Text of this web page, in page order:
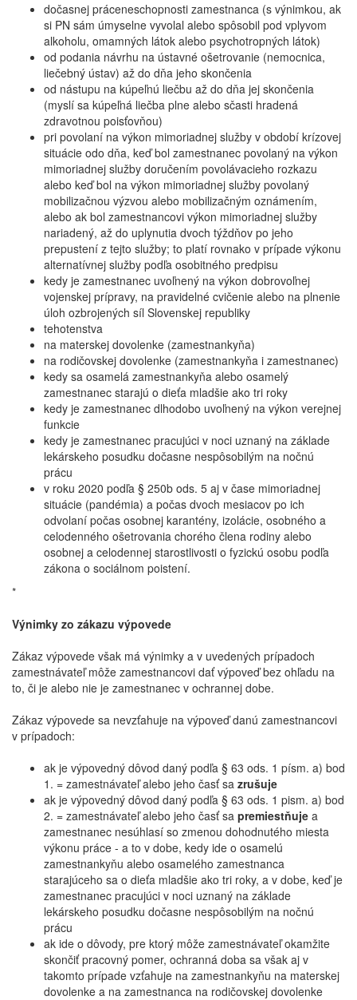
dočasnej práceneschopnosti zamestnanca (s výnimkou, ak
si PN sám úmyselne vyvolal alebo spôsobil pod vplyvom
alkoholu, omamných látok alebo psychotropných látok)
od podania návrhu na ústavné ošetrovanie (nemocnica,
liečebný ústav) až do dňa jeho skončenia
od nástupu na kúpeľnú liečbu až do dňa jej skončenia
(myslí sa kúpeľná liečba plne alebo sčasti hradená
zdravotnou poisťovňou)
pri povolaní na výkon mimoriadnej služby v období krízovej
situácie odo dňa, keď bol zamestnanec povolaný na výkon
mimoriadnej služby doručením povolávacieho rozkazu
alebo keď bol na výkon mimoriadnej služby povolaný
mobilizačnou výzvou alebo mobilizačným oznámením,
alebo ak bol zamestnancovi výkon mimoriadnej služby
nariadený, až do uplynutia dvoch týždňov po jeho
prepustení z tejto služby; to platí rovnako v prípade výkonu
alternatívnej služby podľa osobitného predpisu
kedy je zamestnanec uvoľnený na výkon dobrovoľnej
vojenskej prípravy, na pravidelné cvičenie alebo na plnenie
úloh ozbrojených síl Slovenskej republiky
tehotenstva
na materskej dovolenke (zamestnankyňa)
na rodičovskej dovolenke (zamestnankyňa i zamestnanec)
kedy sa osamelá zamestnankyňa alebo osamelý
zamestnanec starajú o dieťa mladšie ako tri roky
kedy je zamestnanec dlhodobo uvoľnený na výkon verejnej
funkcie
kedy je zamestnanec pracujúci v noci uznaný na základe
lekárskeho posudku dočasne nespôsobilým na nočnú
prácu
v roku 2020 podľa § 250b ods. 5 aj v čase mimoriadnej
situácie (pandémia) a počas dvoch mesiacov po ich
odvolaní počas osobnej karantény, izolácie, osobného a
celodenného ošetrovania chorého člena rodiny alebo
osobnej a celodennej starostlivosti o fyzickú osobu podľa
zákona o sociálnom poistení.
*
Výnimky zo zákazu výpovede
Zákaz výpovede však má výnimky a v uvedených prípadoch
zamestnávateľ môže zamestnancovi dať výpoveď bez ohľadu na
to, či je alebo nie je zamestnanec v ochrannej dobe.
Zákaz výpovede sa nevzťahuje na výpoveď danú zamestnancovi
v prípadoch:
ak je výpovedný dôvod daný podľa § 63 ods. 1 písm. a) bod
1. = zamestnávateľ alebo jeho časť sa zrušuje
ak je výpovedný dôvod daný podľa § 63 ods. 1 pism. a) bod
2. = zamestnávateľ alebo jeho časť sa premiestňuje a
zamestnanec nesúhlasí so zmenou dohodnutého miesta
výkonu práce - a to v dobe, kedy ide o osamelú
zamestnankyňu alebo osamelého zamestnanca
starajúceho sa o dieťa mladšie ako tri roky, a v dobe, keď je
zamestnanec pracujúci v noci uznaný na základe
lekárskeho posudku dočasne nespôsobilým na nočnú
prácu
ak ide o dôvody, pre ktorý môže zamestnávateľ okamžite
skončiť pracovný pomer, ochranná doba sa však aj v
takomto prípade vzťahuje na zamestnankyňu na materskej
dovolenke a na zamestnanca na rodičovskej dovolenke